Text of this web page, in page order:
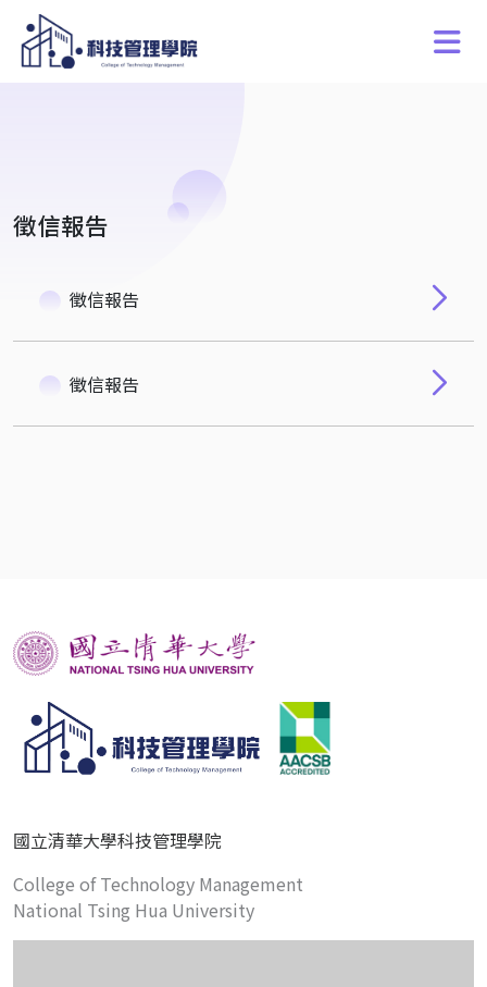
徵信報告
徵信報告
徵信報告
國立清華大學科技管理學院
College of Technology Management
National Tsing Hua University